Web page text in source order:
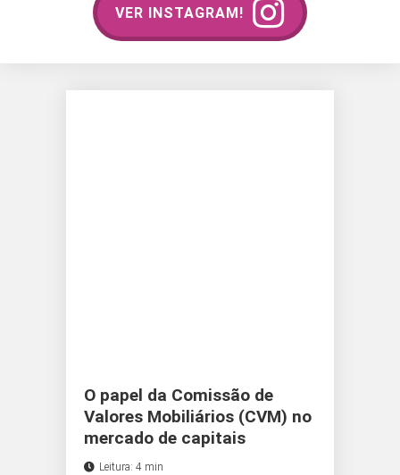
VER INSTAGRAM!
O papel da Comissão de
Valores Mobiliários (CVM) no
mercado de capitais
Leitura: 4 min